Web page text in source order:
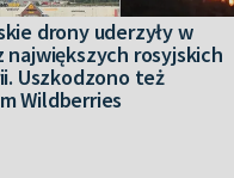
drony uderzyły w
największych rosyjskich
Uszkodzono też
Wildberries